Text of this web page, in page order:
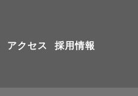
アクセス 採用情報